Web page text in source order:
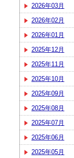
2026年03月
2026年02月
2026年01月
2025年12月
2025年11月
2025年10月
2025年09月
2025年08月
2025年07月
2025年06月
2025年05月